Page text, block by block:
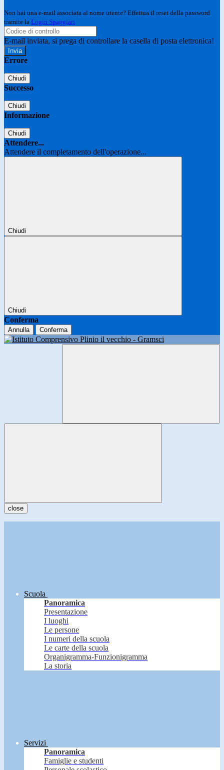
Non hai una e-mail associata al nome utente? Effettua il reset della password
tramite la Login Spaggiari
E-mail inviata, si prega di controllare la casella di posta elettronica!
Errore
Chiudi
Successo
Chiudi
Informazione
Chiudi
Attendere...
Attendere il completamento dell'operazione...
Chiudi
Chiudi
Conferma
Annulla Conferma
close
Scuola
Panoramica
Presentazione
I luoghi
Le persone
I numeri della scuola
Le carte della scuola
Organigramma-Funzionigramma
La storia
Servizi
Panoramica
Famiglie e studenti